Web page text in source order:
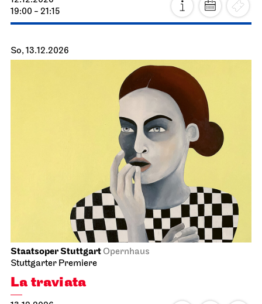
Schauspiel Stuttgart Schauspielhaus
Zwischen zwei Menschen ent­steht
manch­mal, wie selten, eine Welt
21.11.2026
18:00